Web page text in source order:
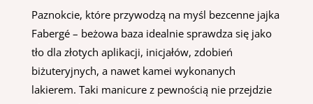
Paznokcie, które przywodzą na myśl bezcenne jajka
Fabergé – beżowa baza idealnie sprawdza się jako
tło dla złotych aplikacji, inicjałów, zdobień
biżuteryjnych, a nawet kamei wykonanych
lakierem. Taki manicure z pewnością nie przejdzie